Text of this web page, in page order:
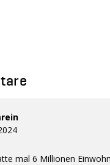
mal 6 Millionen